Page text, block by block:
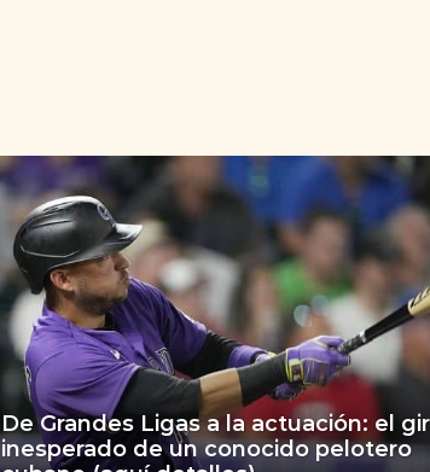
De Grandes Ligas a la actuación: el
inesperado de un conocido pelotero